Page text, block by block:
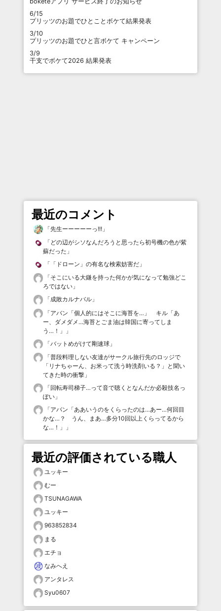
6/15
プリッツのお題でひとことボケて結果発表
3/10
プリッツのお題でひと言ボケて キャンペーン
3/9
干支でボケて2026 結果発表
最近のコメント
「先生ーーーーーっ!!! 」
「 どの辺がシソなんだろうと思ったら初号機の色が紫
蘇だった 」
「 「ドローン」の有名な検索妨害だ 」
「そこにいる大鎌を持った何かが気になって勉強どこ
ろではない 」
「成敗カルナバル 」
「アバン「個人的にはそこに海苔を…」 キル「あ
ー、ダメダメ…海苔とごま油は韓国に寄ってしま
う…！」
」
「バットめがけて剛速球 」
「普段料理しない友達がサークル旅行先のロッジで
「リナちゃーん、お米って洗う時洗剤いる？」と聞い
てきた時の衝撃 」
「回転寿司梯子…って音で聴くとなんだか必殺技名っ
ぽい 」
「アバン「ああいうのをくらったのは…あー…何回目
かな…？ うん、まあ…多分10回以上くらってるから
な…！」
」
最近の評価されている職人
ユッキー
むー
TSUNAGAWA
ユッキー
963852834
まる
エチョ
なみへえ
アンタレス
Syu0607